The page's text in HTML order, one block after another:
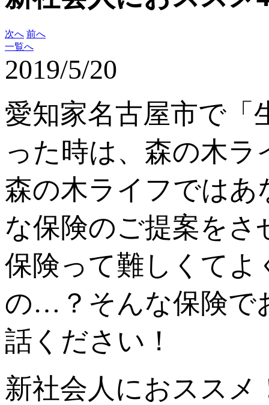
次へ 前へ
一覧へ
2019/5/20
愛知家名古屋市で「
った時は、森の木
森の木ライフでは
な保険のご提案を
保険って難しくて
の…？そんな保険で
話ください！
新社会人におススメ